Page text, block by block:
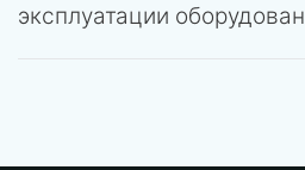
эксплуатации